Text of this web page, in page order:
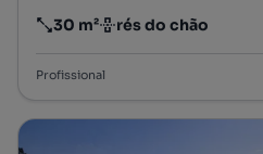
Preço por metro quadrado
30 m²
Andar rés do chão
Profissional